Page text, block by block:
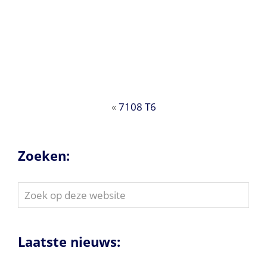
«7108 T6
Zoeken:
Zoek
op
website
Laatste nieuws: